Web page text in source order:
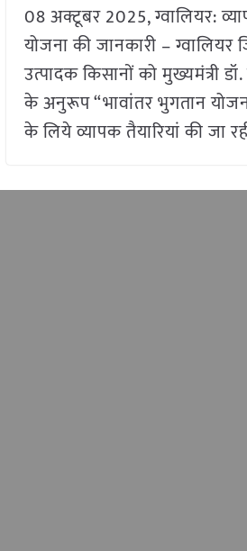
08 अक्टूबर 2025, ग्वालियर:
योजना की जानकारी – ग्वालियर
उत्पादक किसानों को मुख्यमंत्री
के अनुरूप “भावांतर भुगतान
के लिये व्यापक तैयारियां की जा